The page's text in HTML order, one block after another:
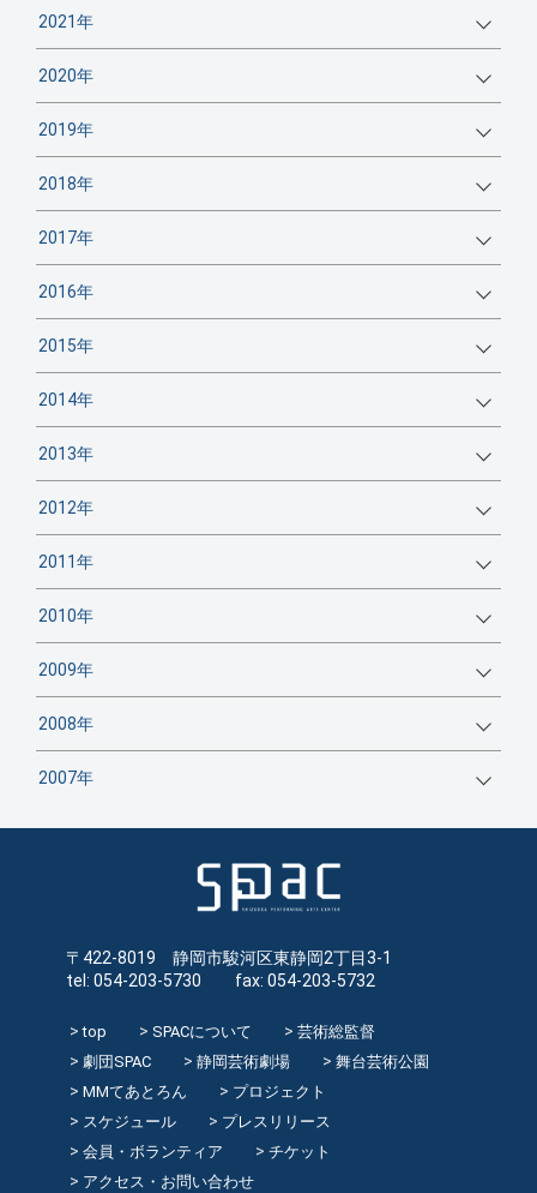
2021年
2020年
2019年
2018年
2017年
2016年
2015年
2014年
2013年
2012年
2011年
2010年
2009年
2008年
2007年
〒422-8019 静岡市駿河区東静岡2丁目3-1
tel: 054-203-5730 fax: 054-203-5732
top SPACについて
芸術総監督
劇団SPAC
静岡芸術劇場
舞台芸術公園
MMてあとろん
プロジェクト
スケジュール
プレスリリース
会員・ボランティア
チケット
アクセス・お問い合わせ